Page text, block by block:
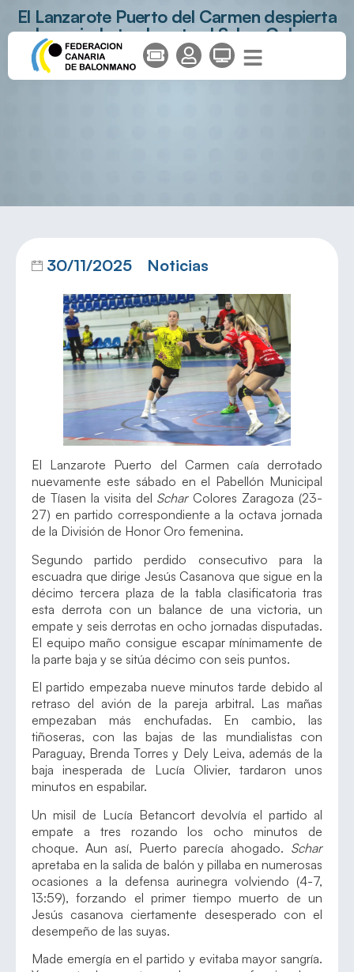
El Lanzarote Puerto del Carmen despierta
demasiado tarde ante el Schar Colores
Zaragoza
30/11/2025 Noticias
El Lanzarote Puerto del Carmen caía derrotado
nuevamente este sábado en el Pabellón Municipal
de Tíasen la visita del ScharColores Zaragoza (23-
27) en partido correspondiente a la octava jornada
de la División de Honor Oro femenina.
Segundo partido perdido consecutivo para la
escuadra que dirige Jesús Casanova que sigue en la
décimo tercera plaza de la tabla clasificatoria tras
esta derrota con un balance de una victoria, un
empate y seis derrotas en ocho jornadas disputadas.
El equipo maño consigue escapar mínimamente de
la parte baja y se sitúa décimo con seis puntos.
El partido empezaba nueve minutos tarde debido al
retraso del avión de la pareja arbitral. Las mañas
empezaban más enchufadas. En cambio, las
tiñoseras, con las bajas de las mundialistas con
Paraguay, Brenda Torres y Dely Leiva, además de la
baja inesperada de Lucía Olivier, tardaron unos
minutos en espabilar.
Un misil de Lucía Betancort devolvía el partido al
empate a tres rozando los ocho minutos de
choque. Aun así, Puerto parecía ahogado. Schar
apretaba en la salida de balón y pillaba en numerosas
ocasiones a la defensa aurinegra volviendo (4-7,
13:59), forzando el primer tiempo muerto de un
Jesús casanova ciertamente desesperado con el
desempeño de las suyas.
Made emergía en el partido y evitaba mayor sangría.